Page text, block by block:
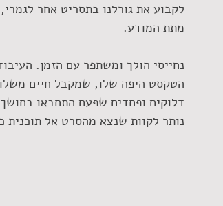
לקבוע את גורלנו בתסריט אחר
מתת המודע.
נחייסי הולך ומשתפר עם הזמן.
הטקסט היפה שלו, שמקבל חיים משלו
דלוקים ופחדים שפעם התחבאו
נותר לקוות שנצא מהסרט אל תוכנית